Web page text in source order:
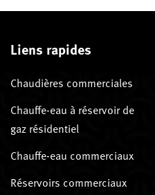
Liens rapides
Chaudières commerciales
Chauffe-eau à réservoir de
gaz résidentiel
Chauffe-eau commerciaux
Réservoirs commerciaux